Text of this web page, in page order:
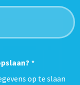
*
op te slaan